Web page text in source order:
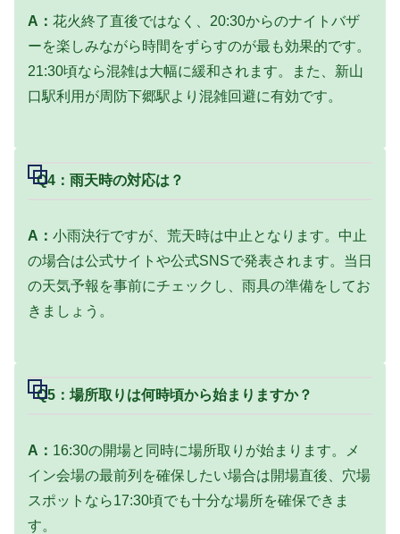
A： 花火終了直後ではなく、 20:30からのナイトバザ
ーを楽しみながら時間をずらすのが最も効果的です。
21:30頃なら混雑は大幅に緩和されます。また、新山
口駅利用が周防下郷駅より混雑回避に有効です。
Q4：雨天時の対応は？
A： 小雨決行ですが、荒天時は中止となります。中止
の場合は公式サイトや公式SNSで発表されます。当日
の天気予報を事前にチェックし、雨具の準備をしてお
きましょう。
Q5：場所取りは何時頃から始まりますか？
A： 16:30の開場と同時に場所取りが始まります。メ
イン会場の最前列を確保したい場合は開場直後、穴場
スポットなら17:30頃でも十分な場所を確保できま
す。